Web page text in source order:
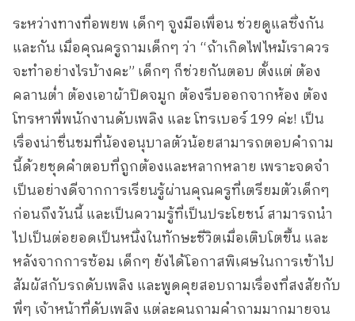
ระหว่างทางที่อพยพ เด็กๆ จูงมือเพื่อน ช่วยดูแลซึ่งกัน
และกัน เมื่อคุณครูถามเด็กๆ ว่า “ถ้าเกิดไฟไหม้เราควร
จะทำอย่างไรบ้างคะ” เด็กๆ ก็ช่วยกันตอบ ตั้งแต่ ต้อง
คลานต่ำ ต้องเอาผ้าปิดจมูก ต้องรีบออกจากห้อง ต้อง
โทรหาพี่พนักงานดับเพลิง และ โทรเบอร์ 199 ค่ะ! เป็น
เรื่องน่าชื่นชมที่น้องอนุบาลตัวน้อยสามารถตอบคำถาม
นี้ด้วยชุดคำตอบที่ถูกต้องและหลากหลาย เพราะจดจำ
เป็นอย่างดีจากการเรียนรู้ผ่านคุณครูที่เตรียมตัวเด็กๆ
ก่อนถึงวันนี้ และเป็นความรู้ที่เป็นประโยชน์ สามารถนำ
ไปเป็นต่อยอดเป็นหนึ่งในทักษะชีวิตเมื่อเติบโตขึ้น และ
หลังจากการซ้อม เด็กๆ ยังได้โอกาสพิเศษในการเข้าไป
สัมผัสกับรถดับเพลิง และพูดคุยสอบถามเรื่องที่สงสัยกับ
พี่ๆ เจ้าหน้าที่ดับเพลิง แต่ละคนถามคำถามมากมายจน